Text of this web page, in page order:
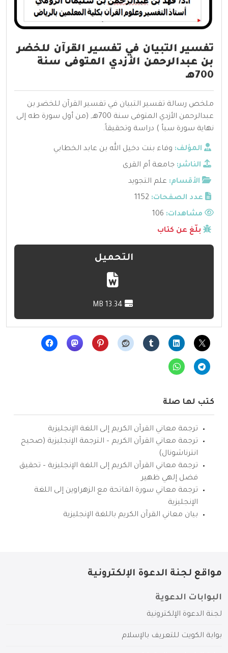
تفسير التبيان في تفسير القرآن للخضر
بن عبدالرحمن الأزدي المتوفى سنة
700هـ
ملخص رسالة تفسير التبيان في تفسير القرآن للخضر بن
عبدالرحمن الأزدي المتوفى سنة 700هـ, (من أول سورة طه إلى
نهاية سورة سبأ ) دراسة وتحقيقاً.
المؤلف: وفاء بنت دخيل الله بن عابد الخطابي
الناشر: جامعة أم القرى
الأقسام: علم التجويد
عدد الصفحات: 1152
مشاهدات:
بلّغ عن كتاب
التحميل
كتب لها صلة
ترجمة معاني القرآن الكريم إلى اللغة الإنجليزية
ترجمة معاني القرآن الكريم – الترجمة الإنجليزية (صحيح
انترناشونال)
ترجمة معاني القرآن الكريم إلى اللغة الإنجليزية – تحقيق
فضل إلهي ظهير
ترجمة معاني سورة الفاتحة مع الزهراوين إلى اللغة
الإنجليزية
بيان معاني القرآن الكريم باللغة الإنجليزية
مواقع لجنة الدعوة الإلكترونية
البوابات الدعوية
لجنة الدعوة الإلكترونية
بوابة الكويت للتعريف بالإسلام